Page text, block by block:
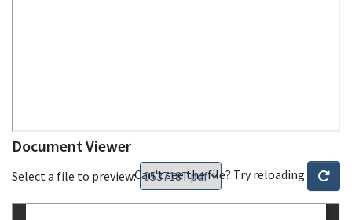
Document Viewer
Select a file to preview:Can't see the file? Try reloading